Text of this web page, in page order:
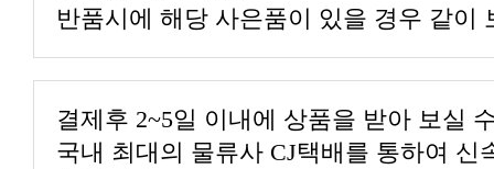
반품시에 해당 사은품이 있을 경우 같이
결제후 2~5일 이내에 상품을 받아 보실
국내 최대의 물류사 CJ택배를 통하여 신